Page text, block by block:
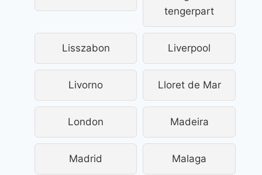
tengerpart
Lisszabon Liverpool
Livorno Lloret de Mar
London Madeira
Madrid Malaga